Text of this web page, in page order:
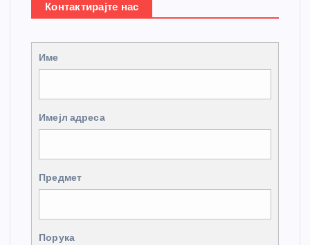
Контактирајте нас
Име
Имејл адреса
Предмет
Порука